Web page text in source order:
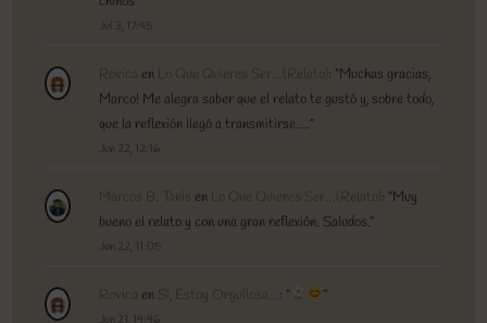
Jul 3, 17:45
Rovica en Lo Que Quieres Ser…(Relato) : “Muchas gracias,
Marco! Me alegra saber que el relato te gustó y, sobre todo,
que la reflexión llegó a transmitirse.…”
Jun 22, 12:16
Marcos B. Tanis en Lo Que Quieres Ser…(Relato) : “Muy
bueno el relato y con una gran reflexión. Saludos.”
Jun 22, 11:05
Rovica en Sí, Estoy Orgullosa… : “ ”
Jun 21, 19:46